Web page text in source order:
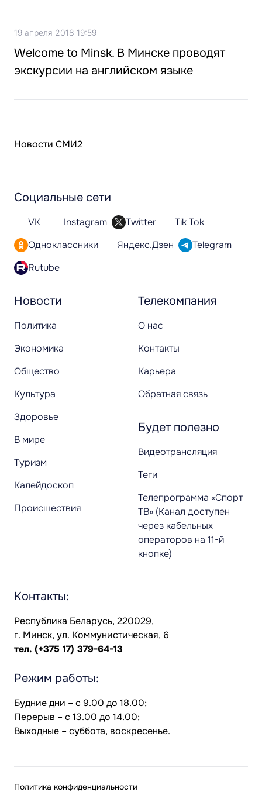
19 апреля 2018 19:59
Welcome tо Minsk. В Минске проводят
экскурсии на английском языке
Новости СМИ2
Новости
Политика
Экономика
Общество
Культура
Здоровье
В мире
Туризм
Калейдоскоп
Происшествия
Телекомпания
О нас
Контакты
Карьера
Обратная связь
Будет полезно
Видеотрансляция
Теги
Телепрограмма «Спорт
ТВ» (Канал доступен
через кабельных
операторов на 11-й
кнопке)
Социальные сети
VK Instagram Twitter
Tik Tok
Одноклассники
Яндекс.Дзен
Telegram
Rutube
Контакты:
Республика Беларусь, 220029,
г. Минск, ул. Коммунистическая, 6
тел. (+375 17) 379-64-13
Режим работы:
Будние дни – с 9.00 до 18.00;
Перерыв – с 13.00 до 14.00;
Выходные – суббота, воскресенье.
Политика конфиденциальности